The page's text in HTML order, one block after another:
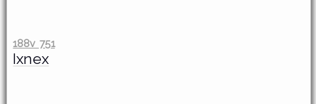
188v 751
Ixnex